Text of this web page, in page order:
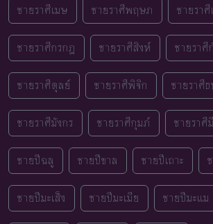
ชายราศีเมษ ชายราศีพฤษภ ชายราศี
ชายราศีกรกฎ ชายราศีสิงห์ ชายราศี
ชายราศีตุลย์ ชายราศีพิจิก ชายราศี
ชายราศีมังกร ชายราศีกุมภ์ ชายราศี
ชายปีฉลู ชายปีขาล ชายปีเถาะ
ชายปีมะเส็ง ชายปีมะเมีย ชายปีมะแม